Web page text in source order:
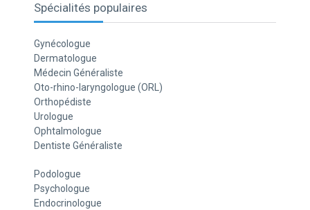
Spécialités populaires
Gynécologue
Dermatologue
Médecin Généraliste
Oto-rhino-laryngologue (ORL)
Orthopédiste
Urologue
Ophtalmologue
Dentiste Généraliste
Podologue
Psychologue
Endocrinologue